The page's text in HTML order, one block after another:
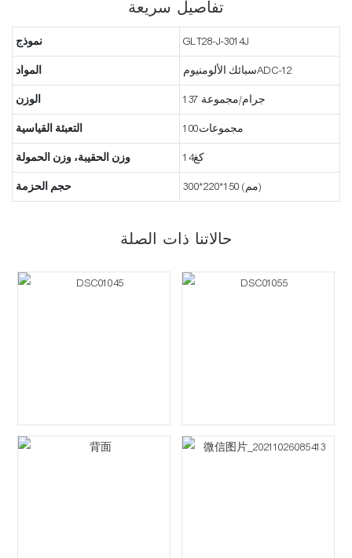
تفاصيل سريعة
نموذج GLT28-J-3014J
المواد سبائك الألومنيومADC-12
الوزن 137 جرام/مجموعة
التعبئة القياسية مجموعات100
وزن الحقيبة، وزن الحمولة كغ14
حجم الحزمة 300*220*150 (مم)
حالاتنا ذات الصلة